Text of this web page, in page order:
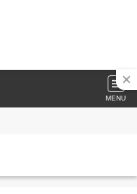
MENU